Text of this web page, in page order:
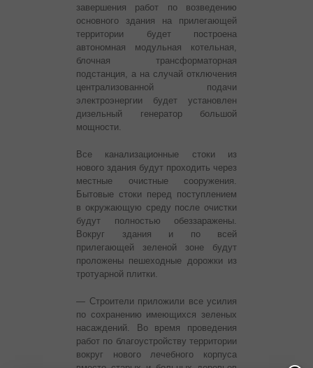
завершения работ по возведению
основного здания на прилегающей
территории будет построена
автономная модульная котельная,
блочная трансформаторная
подстанция, а на случай отключения
централизованной подачи
электроэнергии будет установлен
дизельный генератор большой
мощности.
Все канализационные стоки из
нового здания будут проходить через
местные очистные сооружения.
Бытовые стоки перед поступлением
в окружающую среду после очистки
будут полностью обеззаражены.
Вокруг здания и по всей
прилегающей зеленой зоне будут
проложены пешеходные дорожки из
тротуарной плитки.
— Строители приложили все усилия
по сохранению имеющихся зеленых
насаждений. Во время проведения
работ по благоустройству территории
вокруг нового лечебного корпуса